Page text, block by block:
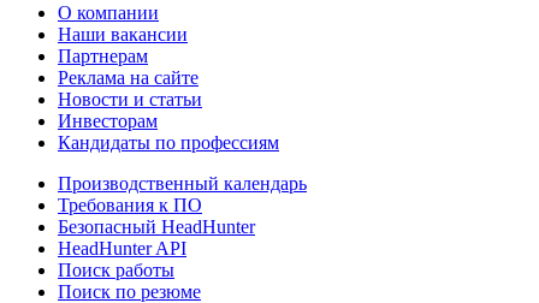
О компании
Наши вакансии
Партнерам
Реклама на сайте
Новости и статьи
Инвесторам
Кандидаты по профессиям
Производственный календарь
Требования к ПО
Безопасный HeadHunter
HeadHunter API
Поиск работы
Поиск по резюме